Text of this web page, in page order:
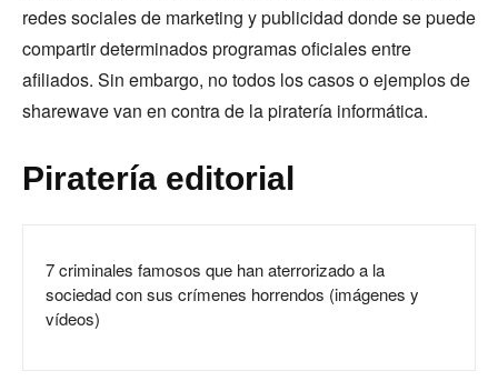
redes sociales de marketing y publicidad donde se puede
compartir determinados programas oficiales entre
afiliados. Sin embargo, no todos los casos o ejemplos de
sharewave van en contra de la piratería informática.
Piratería editorial
7 criminales famosos que han aterrorizado a la
sociedad con sus crímenes horrendos (imágenes y
vídeos)